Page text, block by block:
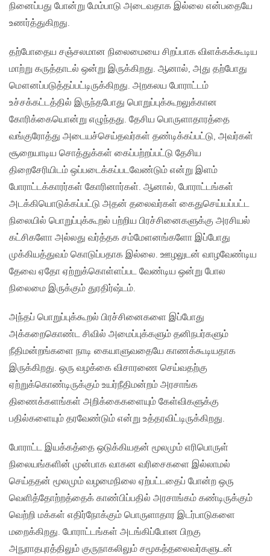
நினைப்பது போன்று மேம்பாடு அடைவதாக இல்லை என்பதையே
உணர்த்துகிறது.
தற்போதைய சஞ்சலமான நிலைமையை சிறப்பாக விளக்கக்கூடிய
மாற்று கருத்தாடல் ஒன்று இருக்கிறது. ஆனால், அது தற்போது
மௌனப்படுத்தப்பட்டிருக்கிறது. அறகலய போராட்டம்
உச்சக்கட்டத்தில் இருந்தபோது பொறுப்புக்கூறலுக்கான
கோரிக்கையொன்று எழுந்தது. தேசிய பொருளாதாரத்தை
வங்குரோத்து அடையச்செய்தவர்கள் தண்டிக்கப்பட்டு, அவர்கள்
சூறையாடிய சொத்துக்கள் கைப்பற்றப்பட்டு தேசிய
திறைசேரியிடம் ஒப்படைக்கப்படவேண்டும் என்று இளம்
போராட்டக்காரர்கள் கோரினார்கள். ஆனால், போராட்டங்கள்
அடக்கியொடுக்கப்பட்டு அதன் தலைவர்கள் கைதுசெய்யப்பட்ட
நிலையில் பொறுப்புக்கூறல் பற்றிய பிரச்சினைகளுக்கு அரசியல்
கட்சிகளோ அல்லது வர்த்தக சம்மேளனங்களோ இப்போது
முக்கியத்துவம் கொடுப்பதாக இல்லை. ஊழலுடன் வாழவேண்டிய
தேவை ஏதோ ஏற்றுக்கொள்ளப்பட வேண்டிய ஒன்று போல
நிலைமை இருக்கும் துரதிர்ஷ்டம்.
அந்தப் பொறுப்புக்கூறல் பிரச்சினைகளை இப்போது
அக்கறைகொண்ட சிவில் அமைப்புக்களும் தனிநபர்களும்
நீதிமன்றங்களை நாடி கையாளுவதையே காணக்கூடியதாக
இருக்கிறது. ஒரு வழக்கை விசாரணை செய்வதற்கு
ஏற்றுக்கொண்டிருக்கும் உயர்நீதிமன்றம் அரசாங்க
திணைக்களங்கள் அறிக்கைகளையும் கேள்விகளுக்கு
பதில்களையும் தரவேண்டும் என்று உத்தரவிட்டிருக்கிறது.
போராட்ட இயக்கத்தை ஒடுக்கியதன் மூலமும் எரிபொருள்
நிலையங்களின் முன்பாக வாகன வரிசைகளை இல்லாமல்
செய்ததன் மூலமும் வழமைநிலை ஏற்பட்டதைப் போன்ற ஒரு
வெளித்தோற்றத்தைக் காண்பிப்பதில் அரசாங்கம் கண்டிருக்கும்
வெற்றி மக்கள் எதிர்நோக்கும் பொருளாதார இடர்பாடுகளை
மறைக்கிறது. போராட்டங்கள் அடங்கிப்போன பிறகு
அநுராதபுரத்திலும் குருநாகலிலும் சமூகத்தலைவர்களுடன்